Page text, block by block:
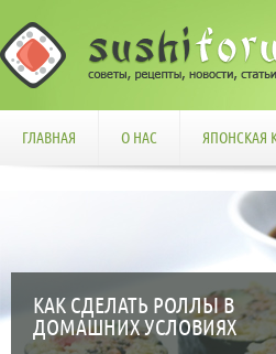
ГЛАВНАЯ О НАС ЯПОНСКАЯ
КАК СДЕЛАТЬ РОЛЛЫ В
ДОМАШНИХ УСЛОВИЯХ